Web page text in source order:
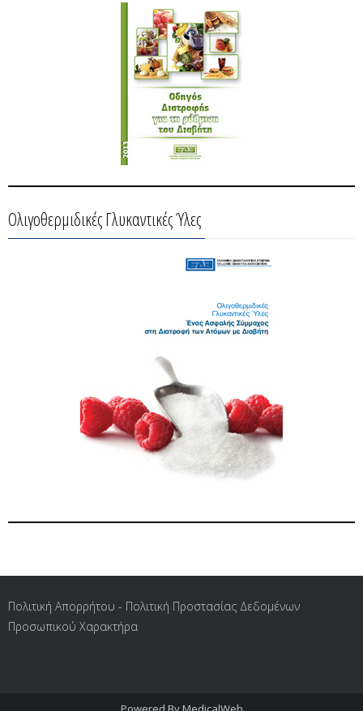
Ολιγοθερμιδικές Γλυκαντικές Ύλες
Πολιτική Απορρήτου - Πολιτική Προστασίας Δεδομένων
Προσωπικού Χαρακτήρα